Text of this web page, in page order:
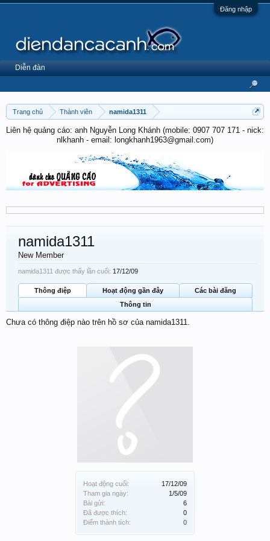
Đăng nhập
Trang chủ Thành viên namida1311
Liên hệ quảng cáo: anh Nguyễn Long Khánh (mobile: 0907 707 171 - nick:
nlkhanh - email: longkhanh1963@gmail.com)
Hoạt động cuối:
17/12/09
Tham gia ngày:
1/5/09
Bài gửi:
6
Đã được thích:
0
Điểm thành tích:
0
namida1311
New Member
namida1311 được thấy lần cuối: 17/12/09
Thông điệp Hoạt động gần đây
Các bài đăng
Thông tin
Chưa có thông điệp nào trên hồ sơ của namida1311.
Diễn đàn